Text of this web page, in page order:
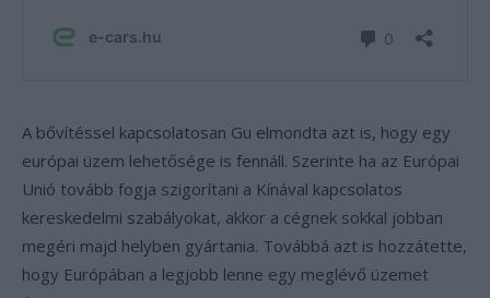
A bővítéssel kapcsolatosan Gu elmondta azt is, hogy egy
európai üzem lehetősége is fennáll. Szerinte ha az Európai
Unió tovább fogja szigorítani a Kínával kapcsolatos
kereskedelmi szabályokat, akkor a cégnek sokkal jobban
megéri majd helyben gyártania. Továbbá azt is hozzátette,
hogy Európában a legjobb lenne egy meglévő üzemet